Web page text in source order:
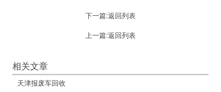
下一篇:返回列表
上一篇:返回列表
相关文章
天津报废车回收